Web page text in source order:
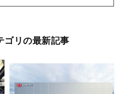
ゴリの最新記事